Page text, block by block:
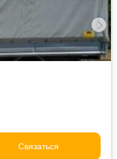
Связаться